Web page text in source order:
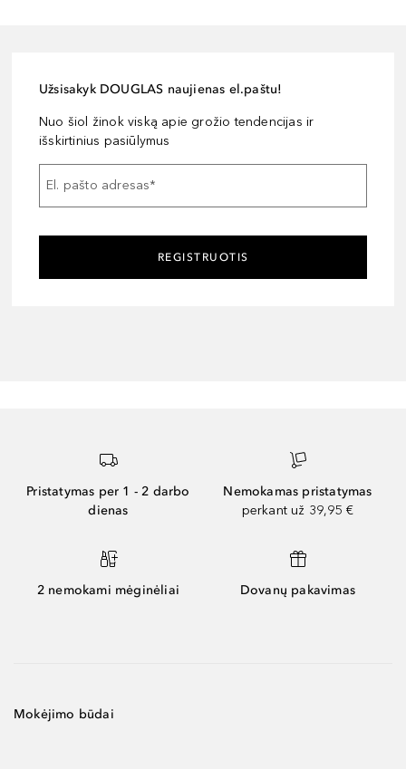
Užsisakyk DOUGLAS naujienas el.paštu!
Nuo šiol žinok viską apie grožio tendencijas ir
išskirtinius pasiūlymus
El. pašto adresas*
REGISTRUOTIS
Pristatymas per 1 - 2 darbo
dienas
Nemokamas pristatymas
perkant už 39,95 €
2 nemokami mėginėliai Dovanų pakavimas
Mokėjimo būdai